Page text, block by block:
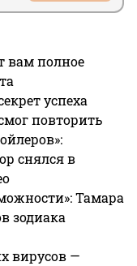
вам полное
успеха
повторить
снялся в
Тамара
зодиака
вирусов —